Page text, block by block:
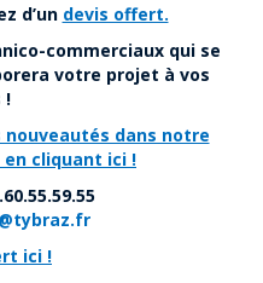
d’un devis offert.
commerciaux qui se
votre projet à vos
!
dans notre
cliquant ici !
ici !